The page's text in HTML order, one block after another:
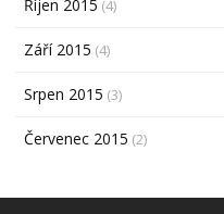
Říjen 2015 (4)
Září 2015 (4)
Srpen 2015 (3)
Červenec 2015 (2)